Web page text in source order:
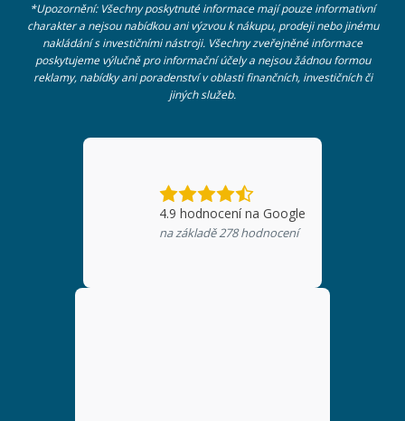
*Upozornění: Všechny poskytnuté informace mají pouze informativní
charakter a nejsou nabídkou ani výzvou k nákupu, prodeji nebo jinému
nakládání s investičními nástroji. Všechny zveřejněné informace
poskytujeme výlučně pro informační účely a nejsou žádnou formou
reklamy, nabídky ani poradenství v oblasti finančních, investičních či
jiných služeb.
4.9 hodnocení na Google
na základě278hodnocení